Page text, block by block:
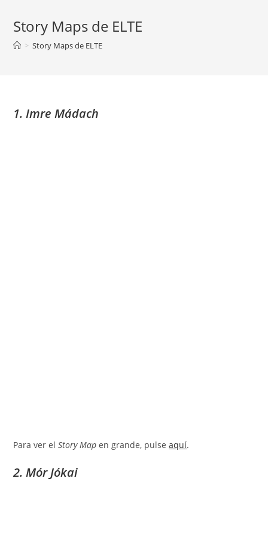
Story Maps de ELTE
> Story Maps de ELTE
1.Imre Mádach
Para ver elStory Map en grande, pulseaquí.
2. Mór Jókai